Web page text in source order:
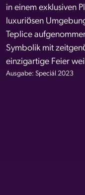
in einem exklusiven
luxuriösen
Teplice
Symbolik mit
einzigartige Feier
Ausgabe: Speciál 2023